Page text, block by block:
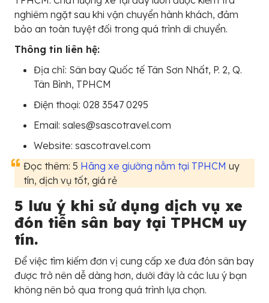
nghiêm ngặt sau khi vận chuyển hành khách, đảm
bảo an toàn tuyệt đối trong quá trình di chuyển.
Thông tin liên hệ:
Địa chỉ: Sân bay Quốc tế Tân Sơn Nhất, P. 2, Q.
Tân Bình, TPHCM
Điện thoại: 028 3547 0295
Email: sales@sascotravel.com
Website: sascotravel.com
Đọc thêm: 5 Hãng xe giường nằm tại TPHCM uy
tín, dịch vụ tốt, giá rẻ
5 lưu ý khi sử dụng dịch vụ xe
đón tiễn sân bay tại TPHCM uy
tín.
Để việc tìm kiếm đơn vị cung cấp xe đưa đón sân bay
được trở nên dễ dàng hơn, dưới đây là các lưu ý bạn
không nên bỏ qua trong quá trình lựa chọn.